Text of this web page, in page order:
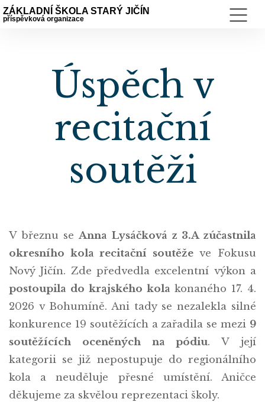
ZÁKLADNÍ ŠKOLA STARÝ JIČÍN
příspěvková organizace
Úspěch v
recitační
soutěži
V březnu seAnna Lysáčková z 3.A zúčastnila
okresního kola recitační soutěževe Fokusu
Nový Jičín. Zde předvedla excelentní výkon a
postoupila do krajského kolakonaného 17. 4.
2026 v Bohumíně. Ani tady se nezalekla silné
konkurence 19 soutěžících a zařadila se mezi 9
soutěžících oceněných na pódiu. V její
kategorii se již nepostupuje do regionálního
kola a neuděluje přesné umístění. Aničce
děkujeme za skvělou reprezentaci školy.